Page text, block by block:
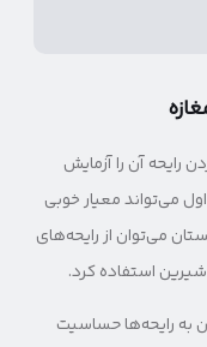
آن را آزمایش
می‌تواند معیار خوبی
می‌توان از رایحه‌های
استفاده کرد.
رایحه‌ها حساسیت